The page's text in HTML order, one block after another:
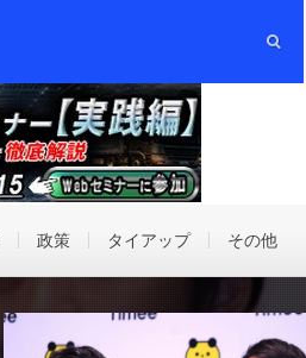
政策 タイアップ その他